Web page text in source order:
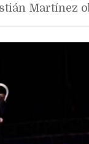
Martínez